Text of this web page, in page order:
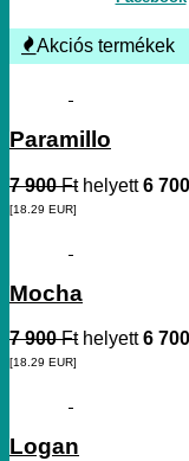
Akciós termékek
Paramillo
7 900 Fthelyett6 700
[18.29 EUR]
Mocha
7 900 Fthelyett6 700
[18.29 EUR]
Logan